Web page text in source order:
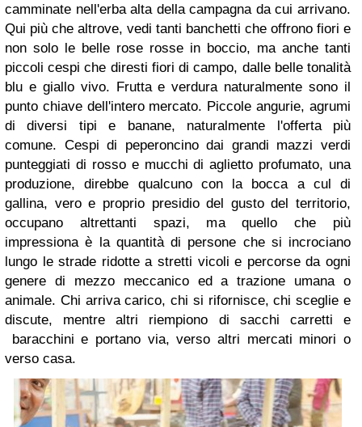
camminate nell'erba alta della campagna da cui arrivano.
Qui più che altrove, vedi tanti banchetti che offrono fiori e
non solo le belle rose rosse in boccio, ma anche tanti
piccoli cespi che diresti fiori di campo, dalle belle tonalità
blu e giallo vivo. Frutta e verdura naturalmente sono il
punto chiave dell'intero mercato. Piccole angurie, agrumi
di diversi tipi e banane, naturalmente l'offerta più
comune. Cespi di peperoncino dai grandi mazzi verdi
punteggiati di rosso e mucchi di aglietto profumato, una
produzione, direbbe qualcuno con la bocca a cul di
gallina, vero e proprio presidio del gusto del territorio,
occupano altrettanti spazi, ma quello che più
impressiona è la quantità di persone che si incrociano
lungo le strade ridotte a stretti vicoli e percorse da ogni
genere di mezzo meccanico ed a trazione umana o
animale. Chi arriva carico, chi si rifornisce, chi sceglie e
discute, mentre altri riempiono di sacchi carretti e
baracchini e portano via, verso altri mercati minori o
verso casa.